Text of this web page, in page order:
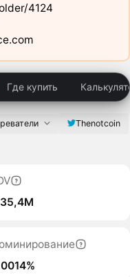
4124
Где купить
Thenotcoin